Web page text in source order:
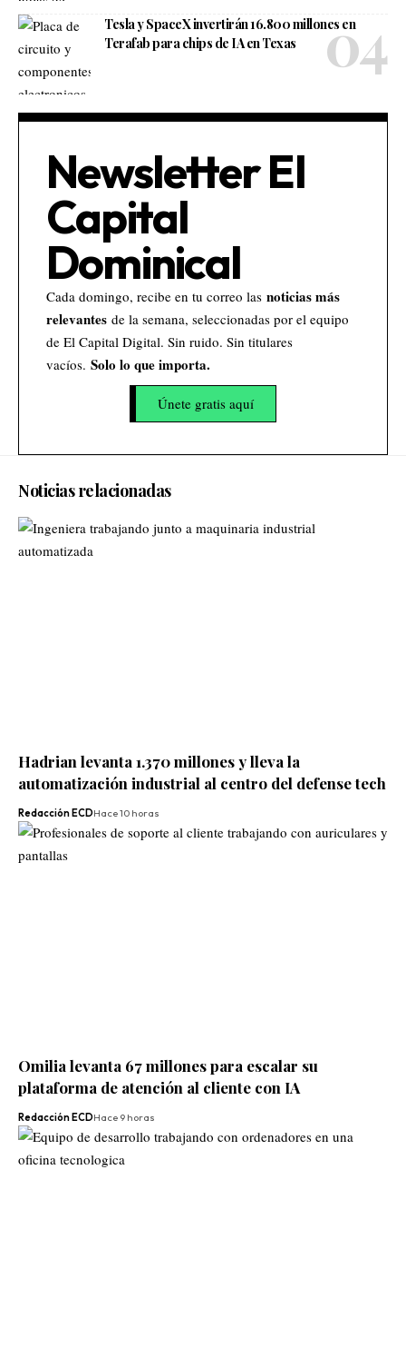
Tesla y SpaceX invertirán 16.800 millones en
Terafab para chips de IA en Texas
Newsletter El
Capital
Dominical
Cada domingo, recibe en tu correo las noticias más
relevantes de la semana, seleccionadas por el equipo
de El Capital Digital. Sin ruido. Sin titulares
vacíos. Solo lo que importa.
Únete gratis aquí
Noticias relacionadas
Hadrian levanta 1.370 millones y lleva la
automatización industrial al centro del defense tech
Redacción ECDHace 10 horas
Omilia levanta 67 millones para escalar su
plataforma de atención al cliente con IA
Redacción ECDHace 9 horas